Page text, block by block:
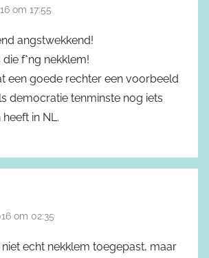
om 17:55
angstwekkend!
f*ng nekklem!
een goede rechter een voorbeeld
democratie tenminste nog iets
in NL.
om 02:35
echt nekklem toegepast, maar